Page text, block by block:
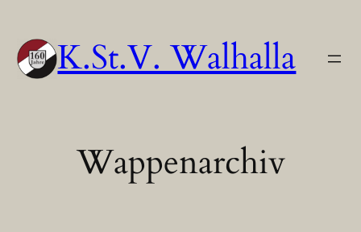
Inhalt
springenK.St.V. Walhalla
Wappenarchiv